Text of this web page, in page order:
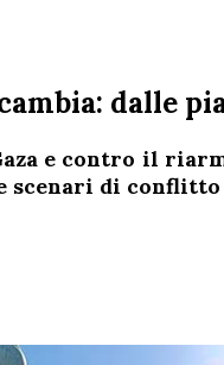
dalle
e contro il
scenari di conflitto